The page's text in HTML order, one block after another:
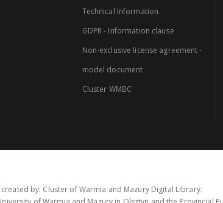
Technical Information
GDPR - Information clause
Non-exclusive license agreement -
model document
Cluster WMBC
by: Cluster of Warmia and Mazury Digital Library.